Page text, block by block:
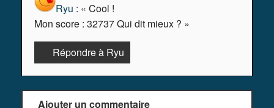
Ryu : « Cool !
Mon score : 32737 Qui dit mieux ? »
Répondre à Ryu
Ajouter un commentaire